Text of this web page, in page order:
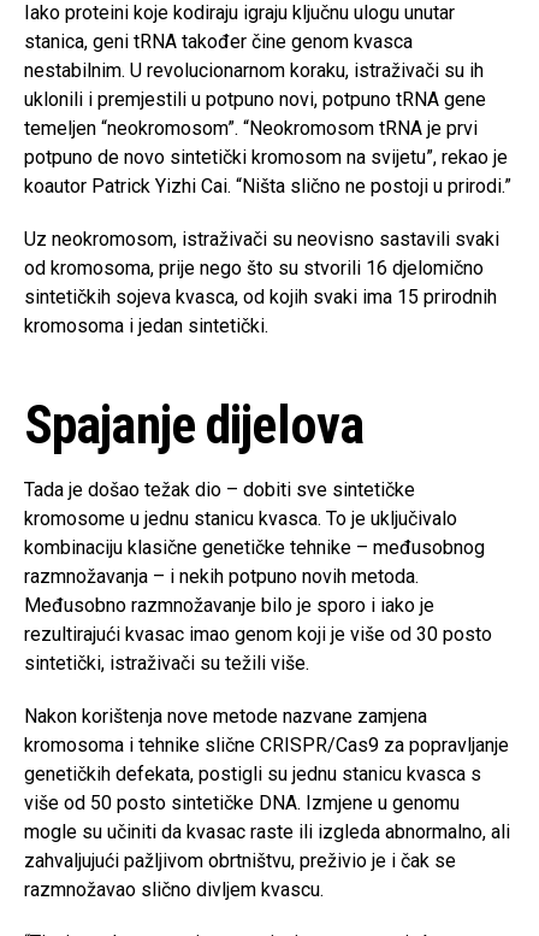
Iako proteini koje kodiraju igraju ključnu ulogu unutar
stanica, geni tRNA također čine genom kvasca
nestabilnim. U revolucionarnom koraku, istraživači su ih
uklonili i premjestili u potpuno novi, potpuno tRNA gene
temeljen “neokromosom”. “Neokromosom tRNA je prvi
potpuno de novo sintetički kromosom na svijetu”, rekao je
koautor Patrick Yizhi Cai. “Ništa slično ne postoji u prirodi.”
Uz neokromosom, istraživači su neovisno sastavili svaki
od kromosoma, prije nego što su stvorili 16 djelomično
sintetičkih sojeva kvasca, od kojih svaki ima 15 prirodnih
kromosoma i jedan sintetički.
Spajanje dijelova
Tada je došao težak dio – dobiti sve sintetičke
kromosome u jednu stanicu kvasca. To je uključivalo
kombinaciju klasične genetičke tehnike – međusobnog
razmnožavanja – i nekih potpuno novih metoda.
Međusobno razmnožavanje bilo je sporo i iako je
rezultirajući kvasac imao genom koji je više od 30 posto
sintetički, istraživači su težili više.
Nakon korištenja nove metode nazvane zamjena
kromosoma i tehnike slične CRISPR/Cas9 za popravljanje
genetičkih defekata, postigli su jednu stanicu kvasca s
više od 50 posto sintetičke DNA. Izmjene u genomu
mogle su učiniti da kvasac raste ili izgleda abnormalno, ali
zahvaljujući pažljivom obrtništvu, preživio je i čak se
razmnožavao slično divljem kvascu.